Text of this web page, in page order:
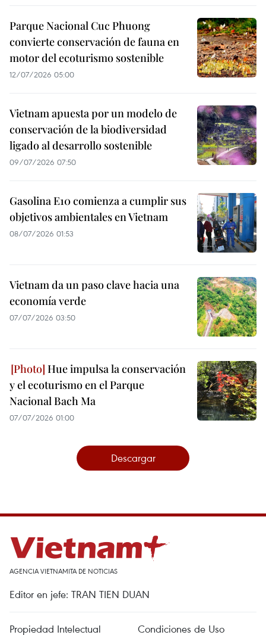
Parque Nacional Cuc Phuong
convierte conservación de fauna en
motor del ecoturismo sostenible
12/07/2026 05:00
Vietnam apuesta por un modelo de
conservación de la biodiversidad
ligado al desarrollo sostenible
09/07/2026 07:50
Gasolina E10 comienza a cumplir sus
objetivos ambientales en Vietnam
08/07/2026 01:53
Vietnam da un paso clave hacia una
economía verde
07/07/2026 03:50
Hue impulsa la conservación
y el ecoturismo en el Parque
Nacional Bach Ma
07/07/2026 01:00
Descargar
AGENCIA VIETNAMITA DE NOTICIAS
Editor en jefe: TRAN TIEN DUAN
Propiedad Intelectual Condiciones de Uso